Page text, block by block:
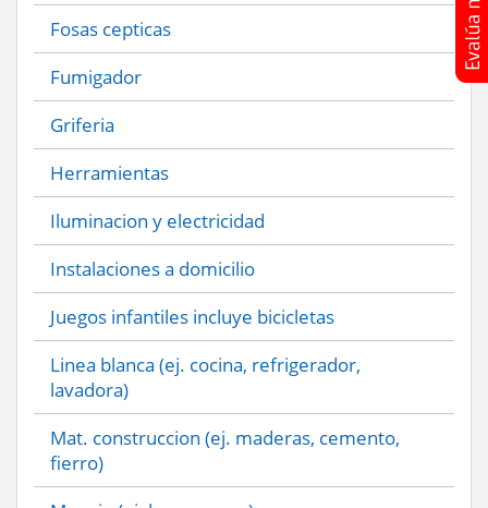
Fosas cepticas
Fumigador
Griferia
Herramientas
Iluminacion y electricidad
Instalaciones a domicilio
Juegos infantiles incluye bicicletas
Linea blanca (ej. cocina, refrigerador,
lavadora)
Mat. construccion (ej. maderas, cemento,
fierro)